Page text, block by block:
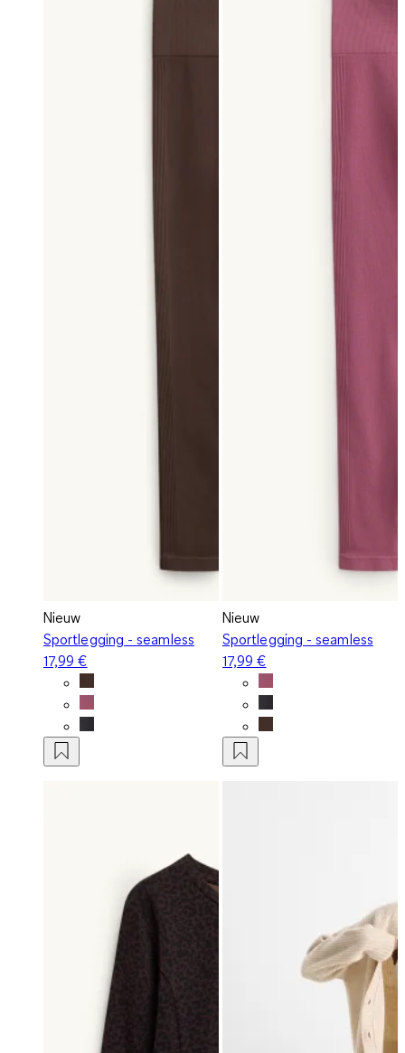
Nieuw
Sportlegging - seamless
17,99 €
Nieuw
Sportlegging - seamless
17,99 €